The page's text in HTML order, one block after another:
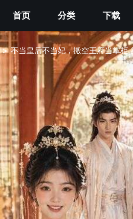
首页 分类 下载
> 不当皇后不当妃，搬空王府当掌柜